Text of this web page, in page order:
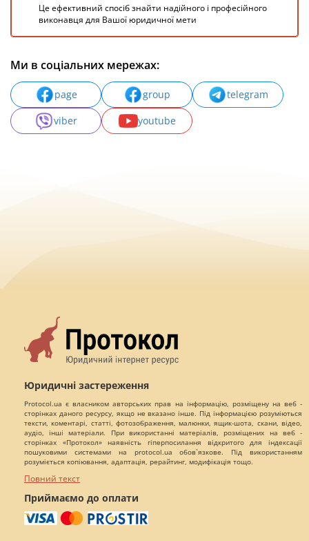
Це ефективний спосіб знайти надійного і професійного
виконавця для Вашої юридичної мети
Ми в соціальних мережах:
page group
telegram
viber
youtube
Юридичні застереження
Protocol.ua є власником авторських прав на інформацію, розміщену на веб -
сторінках даного ресурсу, якщо не вказано інше. Під інформацією розуміються
тексти, коментарі, статті, фотозображення, малюнки, ящик-шота, скани, відео,
аудіо, інші матеріали. При використанні матеріалів, розміщених на веб -
сторінках «Протокол» наявність гіперпосилання відкритого для індексації
пошуковими системами на protocol.ua обов`язкове. Під використанням
розуміється копіювання, адаптація, рерайтинг, модифікація тощо.
Повний текст
Приймаємо до оплати